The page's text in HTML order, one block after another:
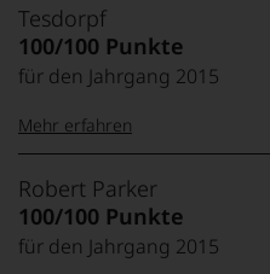
Tesdorpf
100/100 Punkte
für den Jahrgang 2015
99–100 Punkte:
95–98 Punkte:
Tesdorpf
Der
Name
Tesdorpf
Mehr erfahren
Robert Parker
100/100 Punkte
für den Jahrgang 2015